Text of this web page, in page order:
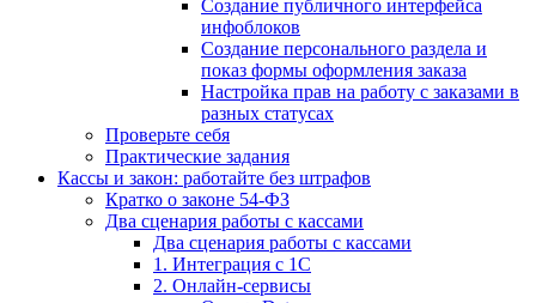
Создание публичного интерфейса
инфоблоков
Создание персонального раздела и
показ формы оформления заказа
Настройка прав на работу с заказами в
разных статусах
Проверьте себя
Практические задания
Кассы и закон: работайте без штрафов
Кратко о законе 54-ФЗ
Два сценария работы с кассами
Два сценария работы с кассами
1. Интеграция с 1С
2. Онлайн-сервисы